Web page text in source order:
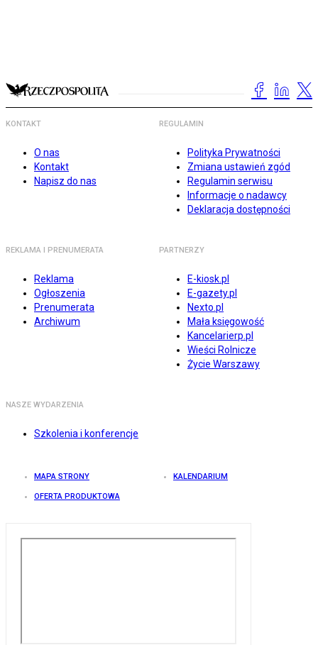
KONTAKT
O nas
Kontakt
Napisz do nas
REGULAMIN
Polityka Prywatności
Zmiana ustawień zgód
Regulamin serwisu
Informacje o nadawcy
Deklaracja dostępności
REKLAMA I PRENUMERATA
Reklama
Ogłoszenia
Prenumerata
Archiwum
PARTNERZY
E-kiosk.pl
E-gazety.pl
Nexto.pl
Mała księgowość
Kancelarierp.pl
Wieści Rolnicze
Życie Warszawy
NASZE WYDARZENIA
Szkolenia i konferencje
MAPA STRONY KALENDARIUM
OFERTA PRODUKTOWA